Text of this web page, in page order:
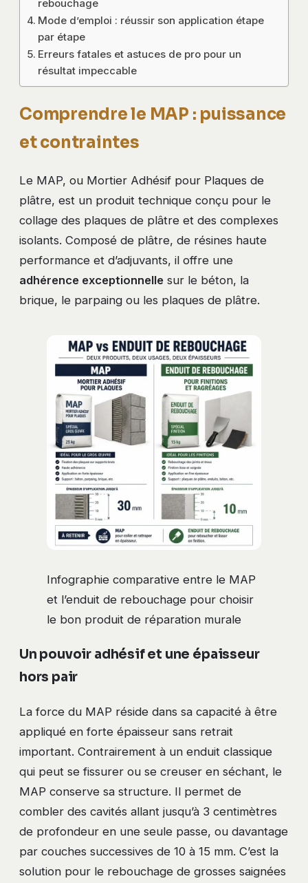
rebouchage
Mode d’emploi : réussir son application étape
par étape
Erreurs fatales et astuces de pro pour un
résultat impeccable
Comprendre le MAP : puissance
et contraintes
Le MAP, ou Mortier Adhésif pour Plaques de
plâtre, est un produit technique conçu pour le
collage des plaques de plâtre et des complexes
isolants. Composé de plâtre, de résines haute
performance et d’adjuvants, il offre une
adhérence exceptionnelle sur le béton, la
brique, le parpaing ou les plaques de plâtre.
Infographie comparative entre le MAP
et l’enduit de rebouchage pour choisir
le bon produit de réparation murale
Un pouvoir adhésif et une épaisseur
hors pair
La force du MAP réside dans sa capacité à être
appliqué en forte épaisseur sans retrait
important. Contrairement à un enduit classique
qui peut se fissurer ou se creuser en séchant, le
MAP conserve sa structure. Il permet de
combler des cavités allant jusqu’à 3 centimètres
de profondeur en une seule passe, ou davantage
par couches successives de 10 à 15 mm. C’est la
solution pour le rebouchage de grosses saignées